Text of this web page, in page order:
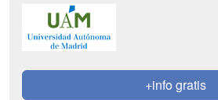
+info gratis